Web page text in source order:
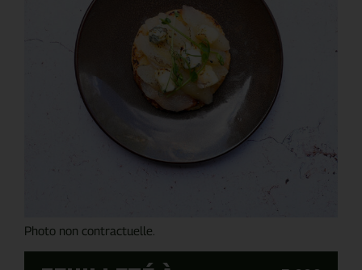
Photo non contractuelle.